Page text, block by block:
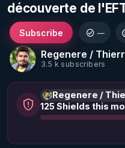
découverte de
Regenere /
3.5 k subscribers
Subscribe —
Regenere /
125 Shields this